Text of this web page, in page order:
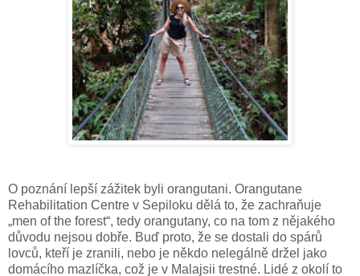
O poznání lepší zážitek byli orangutani. Orangutane
Rehabilitation Centre v Sepiloku dělá to, že zachraňuje
„men of the forest“, tedy orangutany, co na tom z nějakého
důvodu nejsou dobře. Buď proto, že se dostali do spárů
lovců, kteří je zranili, nebo je někdo nelegálně držel jako
domácího mazlíčka, což je v Malajsii trestné. Lidé z okolí to